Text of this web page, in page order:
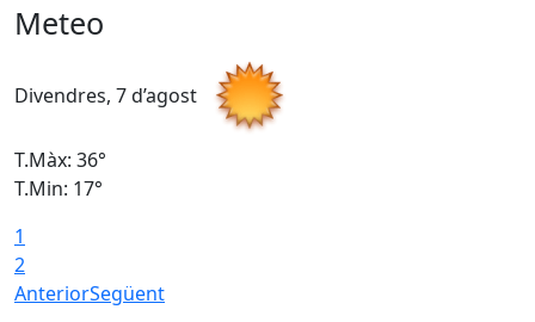
Meteo
Divendres, 7 d’agost
T.Màx: 36°
T.Min: 17°
1
2
AnteriorSegüent